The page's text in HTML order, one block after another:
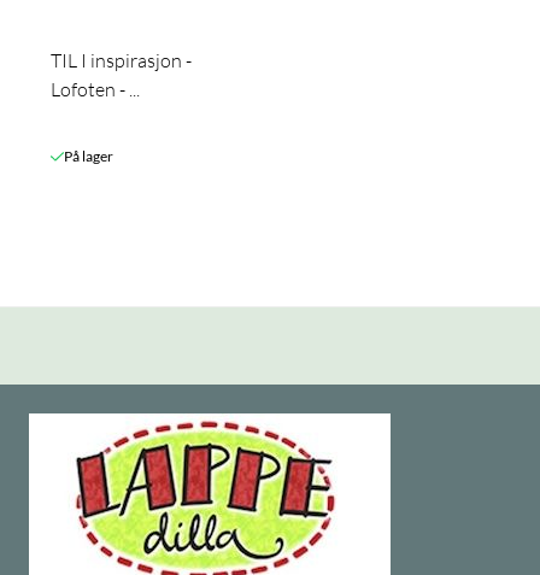
TIL I inspirasjon -
Lofoten - ...
På lager